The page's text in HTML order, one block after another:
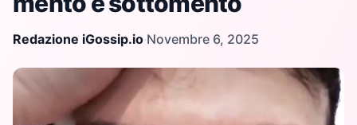
Redazione iGossip.io·Novembre 6, 2025